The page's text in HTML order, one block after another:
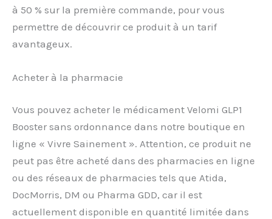
à 50 % sur la première commande, pour vous
permettre de découvrir ce produit à un tarif
avantageux.
Acheter à la pharmacie
Vous pouvez acheter le médicament Velomi GLP1
Booster sans ordonnance dans notre boutique en
ligne « Vivre Sainement ». Attention, ce produit ne
peut pas être acheté dans des pharmacies en ligne
ou des réseaux de pharmacies tels que Atida,
DocMorris, DM ou Pharma GDD, car il est
actuellement disponible en quantité limitée dans